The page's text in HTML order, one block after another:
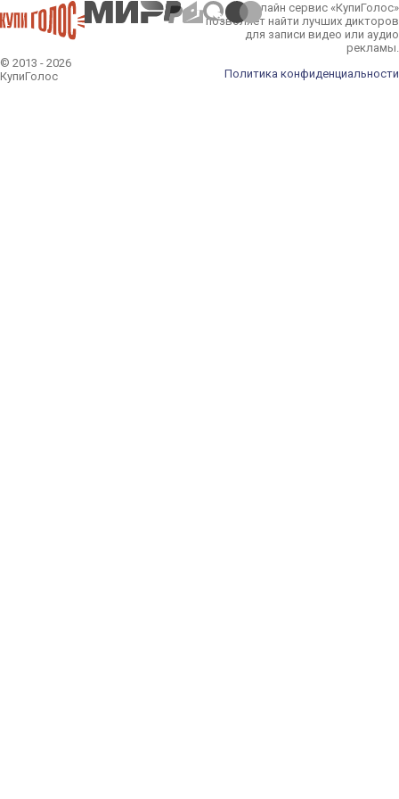
© 2013 - 2026
КупиГолос
Онлайн сервис «КупиГолос»
позволяет найти лучших дикторов
для записи видео или аудио
рекламы.
Политика конфиденциальности